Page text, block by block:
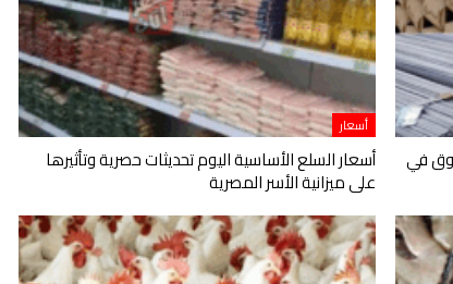
في
أسعار
أسعار السلع الأساسية اليوم تحديثات حصرية وتأثيرها
على ميزانية الأسر المصرية